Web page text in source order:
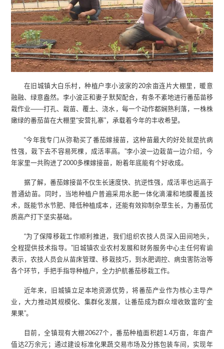
在旧城镇大白乐村，种植户李小波家的20余亩连片大棚里，暖意
融融、绿意盎然。李小波正和妻子默契配合，有条不紊地进行番茄苗移
栽作业——打孔、栽苗、覆土、浇水，每一个动作都娴熟利落，一株株
嫩绿的番茄苗在大棚里“安营扎寨”，承载着今年的丰收希望。
“今年我专门从弥勒买了番茄嫁接苗，这种苗最大的好处就是抗病
性强，栽下去不容易死棵，成活率高。”李小波一边栽苗一边介绍，今
年家里一共购进了2000多棵嫁接苗，盼着年底能有个好收成。
据了解，番茄嫁接苗不仅生长速度快、抗逆性强，成活率也远高于
普通幼苗。同时，当地种植户普遍采用水肥一体化滴灌和地膜覆盖技
术，既能节水节肥、降低种植成本，还能有效抑制杂草生长，为番茄优
质高产打下坚实基础。
“为了保障移栽工作顺利推进，我们组织农技人员深入田间地头，
全程提供技术指导。”旧城镇农业农村发展和财务服务中心主任何宥谕
表示，农技人员会从苗床管理、移栽技巧，到水肥调控、病虫害防治等
各个环节，手把手指导种植户，全力护航番茄移栽工作。
近年来，旧城镇立足本地资源优势，将番茄产业作为核心主导产
业，大力推动其规模化、集群化发展，让番茄成为群众增收致富的“金
果果”。
目前，全镇现有大棚20627个，番茄种植面积超1.4万亩，年亩产
值达2万余元；通过建设标准化果蔬交易市场及分拣包装车间，实现年